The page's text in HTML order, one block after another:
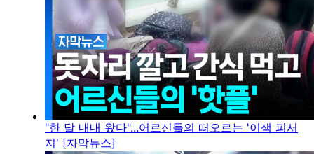
"한 달 내내 왔다"...어르신들의 떠오르는 '이색 피서
지' [자막뉴스]